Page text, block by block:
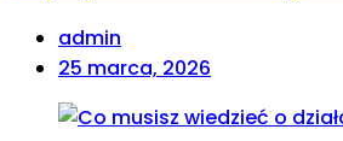
admin
25 marca, 2026